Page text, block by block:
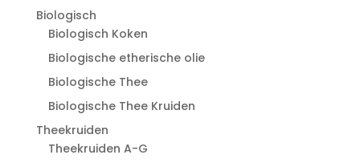
Biologisch
Biologisch Koken
Biologische etherische olie
Biologische Thee
Biologische Thee Kruiden
Theekruiden
Theekruiden A-G